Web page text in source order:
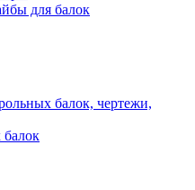
для балок